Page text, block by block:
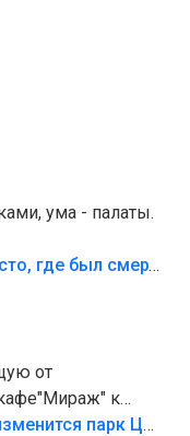
ума - палаты.
«Попал на пику»: СК показал место, где был смертельно травмирован ребенок в Тольятти
от
к
то бордюры
Глава Тольятти рассказал, как изменится парк Центрального района